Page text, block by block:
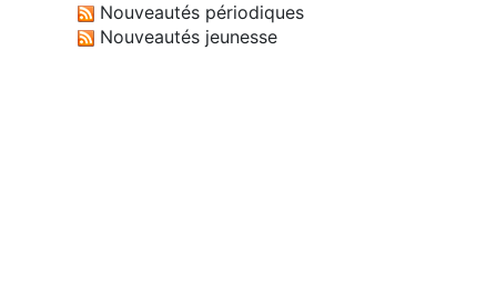
Nouveautés périodiques
Nouveautés jeunesse